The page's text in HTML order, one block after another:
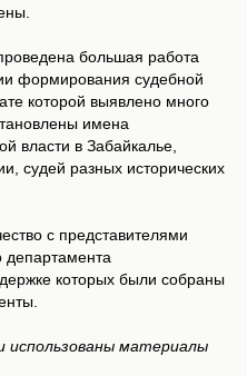
большая работа
формирования судебной
которой выявлено много
имена
власти в Забайкалье,
судей разных исторических
с представителями
департамента
которых были собраны
использованы материалы